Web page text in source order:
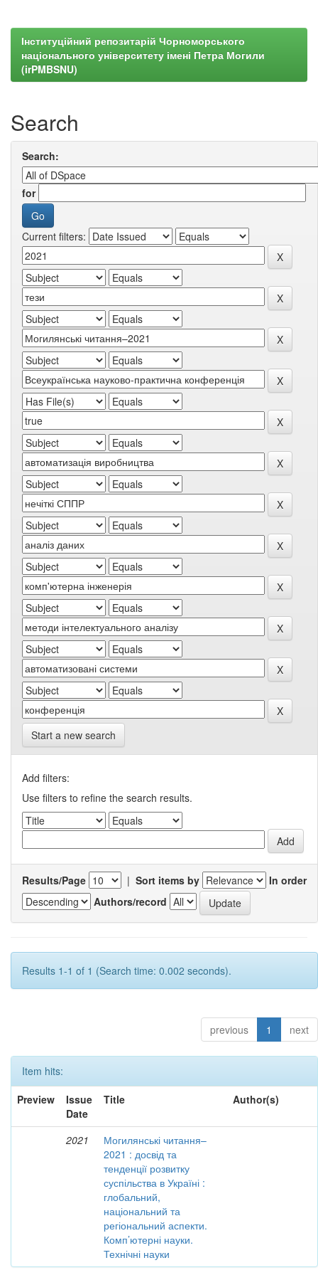
Інституційний репозитарій Чорноморського
національного університету імені Петра Могили
(irPMBSNU)
Search
Search:
for
Current filters:
Start a new search
Add filters:
Use filters to refine the search results.
Results/Page | Sort items by
In order
Authors/record
Results 1-1 of 1 (Search time: 0.002 seconds).
previous 1 next
Item hits:
Preview
Issue
Date
Title Author(s)
2021
Могилянські читання–
2021 : досвід та
тенденції розвитку
суспільства в Україні :
глобальний,
національний та
регіональний аспекти.
Комп’ютерні науки.
Технічні науки